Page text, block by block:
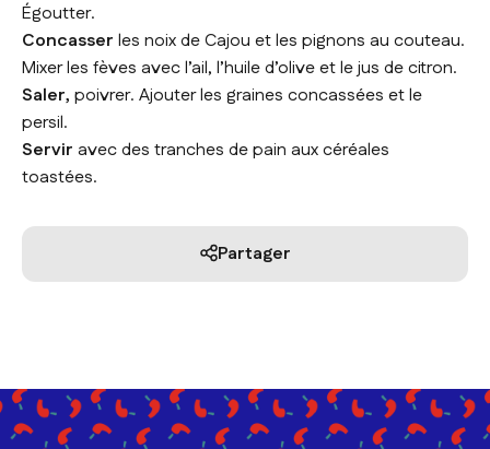
Égoutter.
Concasser les noix de Cajou et les pignons au couteau.
Mixer les fèves avec l’ail, l’huile d’olive et le jus de citron.
Saler, poivrer. Ajouter les graines concassées et le
persil.
Servir avec des tranches de pain aux céréales
toastées.
Partager